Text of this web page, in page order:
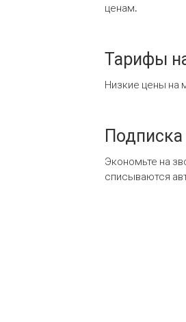
ценам.
Тарифы
Низкие цены на
Экономьте на
списываются